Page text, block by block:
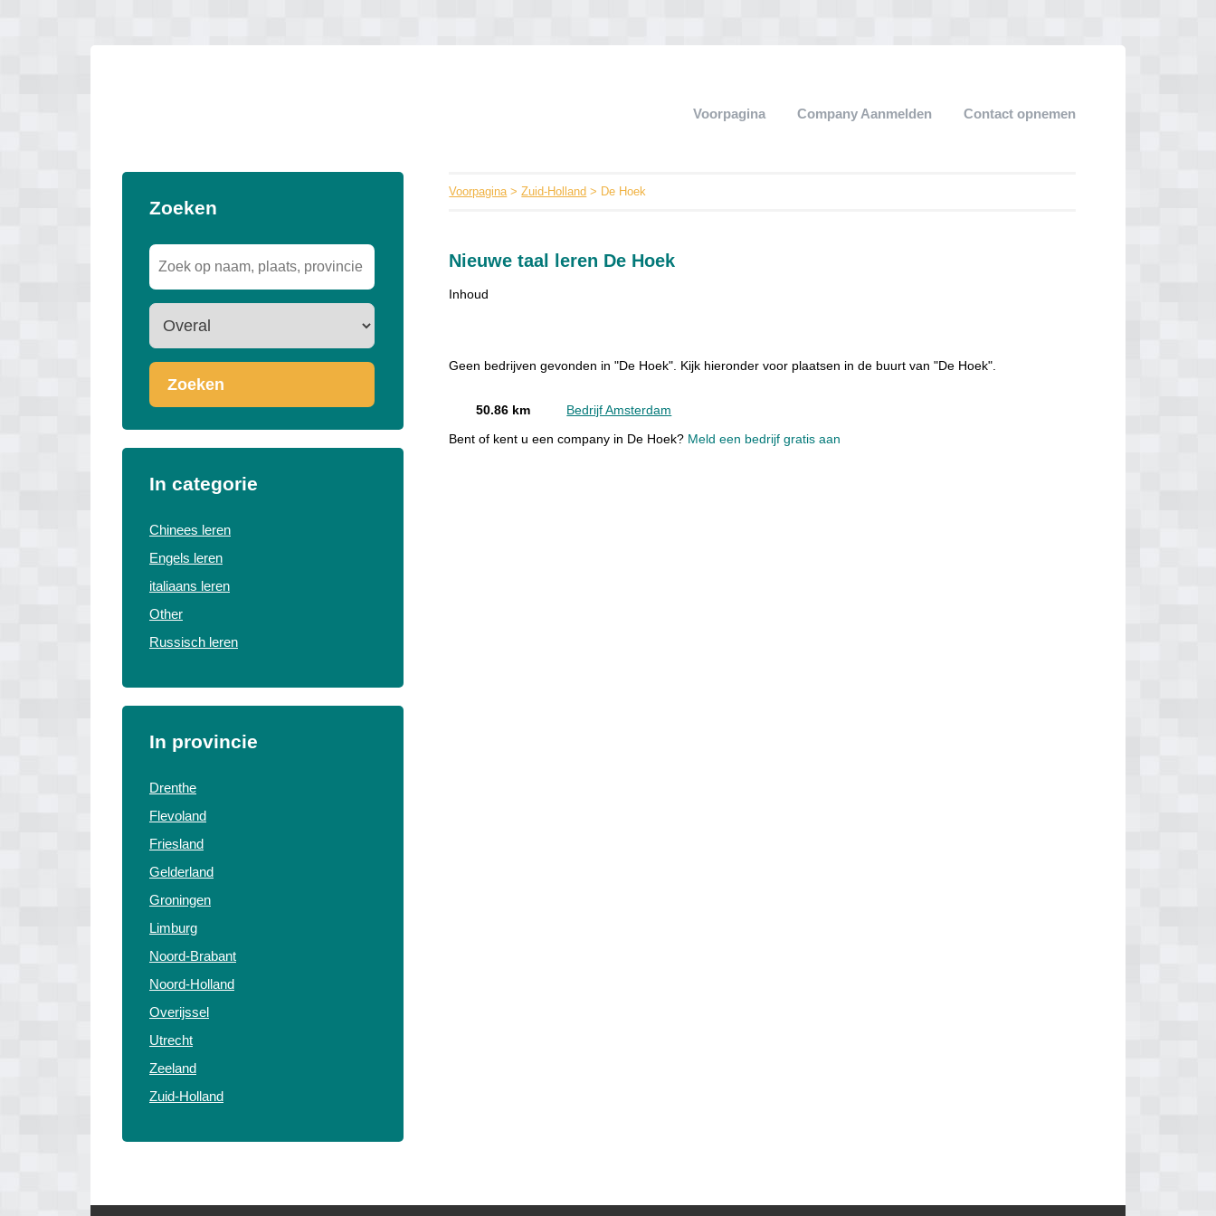
Voorpagina Company Aanmelden Contact opnemen
Zoeken
Zoeken
In categorie
Chinees leren
Engels leren
italiaans leren
Other
Russisch leren
In provincie
Drenthe
Flevoland
Friesland
Gelderland
Groningen
Limburg
Noord-Brabant
Noord-Holland
Overijssel
Utrecht
Zeeland
Zuid-Holland
Voorpagina>Zuid-Holland > De Hoek
Nieuwe taal leren De Hoek
Inhoud
Geen bedrijven gevonden in "De Hoek". Kijk hieronder voor plaatsen in de buurt van "De Hoek".
50.86 km Bedrijf Amsterdam
Bent of kent u een company in De Hoek? Meld een bedrijf gratis aan